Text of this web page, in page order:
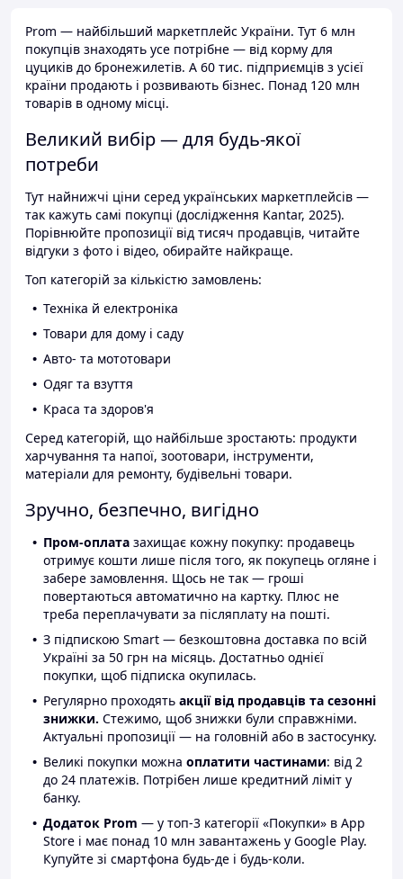
Prom — найбільший маркетплейс України. Тут 6 млн
покупців знаходять усе потрібне — від корму для
цуциків до бронежилетів. А 60 тис. підприємців з усієї
країни продають і розвивають бізнес. Понад 120 млн
товарів в одному місці.
Великий вибір — для будь-якої
потреби
Тут найнижчі ціни серед українських маркетплейсів —
так кажуть самі покупці (дослідження Kantar, 2025).
Порівнюйте пропозиції від тисяч продавців, читайте
відгуки з фото і відео, обирайте найкраще.
Топ категорій за кількістю замовлень:
Техніка й електроніка
Товари для дому і саду
Авто- та мототовари
Одяг та взуття
Краса та здоров'я
Серед категорій, що найбільше зростають: продукти
харчування та напої, зоотовари, інструменти,
матеріали для ремонту, будівельні товари.
Зручно, безпечно, вигідно
Пром-оплата захищає кожну покупку: продавець
отримує кошти лише після того, як покупець огляне і
забере замовлення. Щось не так — гроші
повертаються автоматично на картку. Плюс не
треба переплачувати за післяплату на пошті.
З підпискою Smart — безкоштовна доставка по всій
Україні за 50 грн на місяць. Достатньо однієї
покупки, щоб підписка окупилась.
Регулярно проходять акції від продавців та сезонні
знижки. Стежимо, щоб знижки були справжніми.
Актуальні пропозиції — на головній або в застосунку.
Великі покупки можна оплатити частинами: від 2
до 24 платежів. Потрібен лише кредитний ліміт у
банку.
Додаток Prom — у топ-3 категорії «Покупки» в App
Store і має понад 10 млн завантажень у Google Play.
Купуйте зі смартфона будь-де і будь-коли.